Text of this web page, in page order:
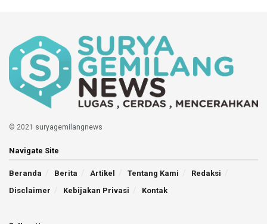
© 2021 suryagemilangnews
Navigate Site
Beranda Berita Artikel Tentang Kami
Redaksi
Disclaimer
Kebijakan Privasi Kontak